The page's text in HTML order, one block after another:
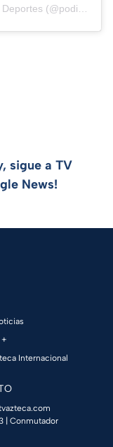
Una publicación compartida por Podium Deportes (@podium_deportes)
sigue a TV
News!
+
Internacional
| Conmutador